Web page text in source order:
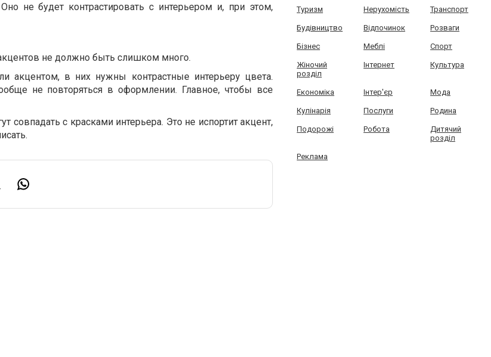
не будет контрастировать с интерьером и, при этом,
не должно быть слишком много.
акцентом, в них нужны контрастные интерьеру цвета.
не повторяться в оформлении. Главное, чтобы все
совпадать с красками интерьера. Это не испортит акцент,
Туризм Нерухомість Транспорт
Будівництво Відпочинок Розваги
Бізнес Меблі Спорт
Жіночий
розділ
Інтернет Культура
Економіка Інтер'єр Мода
Кулінарія Послуги Родина
Подорожі Робота
Дитячий
розділ
Реклама